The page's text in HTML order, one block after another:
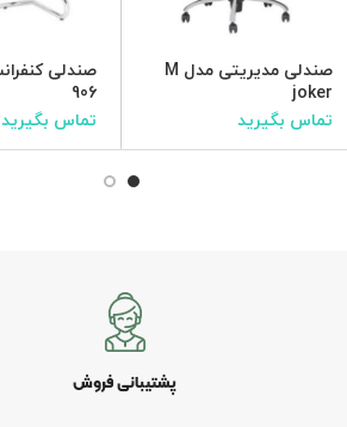
صندلی مدیریتی مدل M
joker
تماس بگیرید
906
تماس بگیرید
پشتیبانی فروش